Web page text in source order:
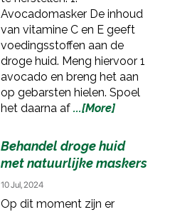
Avocadomasker De inhoud
van vitamine C en E geeft
voedingsstoffen aan de
droge huid. Meng hiervoor 1
avocado en breng het aan
op gebarsten hielen. Spoel
het daarna af ...[More]
Behandel droge huid
met natuurlijke maskers
10 Jul, 2024
Op dit moment zijn er